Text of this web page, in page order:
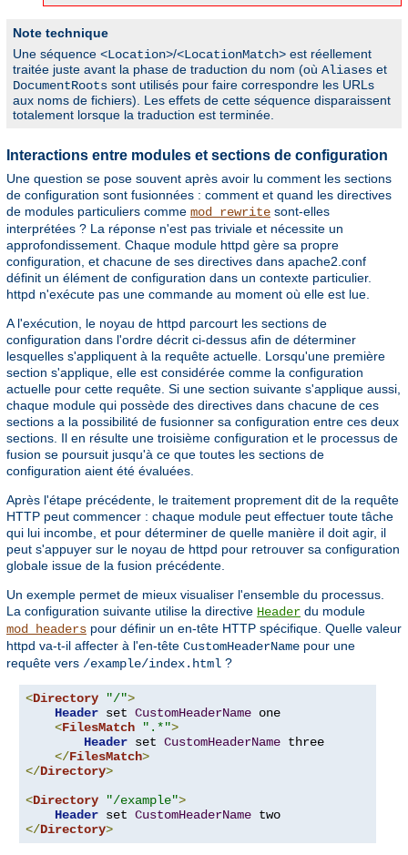
Note technique
Une séquence <Location>/<LocationMatch> est réellement
traitée juste avant la phase de traduction du nom (où Aliases et
DocumentRoots sont utilisés pour faire correspondre les URLs
aux noms de fichiers). Les effets de cette séquence disparaissent
totalement lorsque la traduction est terminée.
Interactions entre modules et sections de configuration
Une question se pose souvent après avoir lu comment les sections
de configuration sont fusionnées : comment et quand les directives
de modules particuliers comme mod_rewrite sont-elles
interprétées ? La réponse n'est pas triviale et nécessite un
approfondissement. Chaque module httpd gère sa propre
configuration, et chacune de ses directives dans apache2.conf
définit un élément de configuration dans un contexte particulier.
httpd n'exécute pas une commande au moment où elle est lue.
A l'exécution, le noyau de httpd parcourt les sections de
configuration dans l'ordre décrit ci-dessus afin de déterminer
lesquelles s'appliquent à la requête actuelle. Lorsqu'une première
section s'applique, elle est considérée comme la configuration
actuelle pour cette requête. Si une section suivante s'applique aussi,
chaque module qui possède des directives dans chacune de ces
sections a la possibilité de fusionner sa configuration entre ces deux
sections. Il en résulte une troisième configuration et le processus de
fusion se poursuit jusqu'à ce que toutes les sections de
configuration aient été évaluées.
Après l'étape précédente, le traitement proprement dit de la requête
HTTP peut commencer : chaque module peut effectuer toute tâche
qui lui incombe, et pour déterminer de quelle manière il doit agir, il
peut s'appuyer sur le noyau de httpd pour retrouver sa configuration
globale issue de la fusion précédente.
Un exemple permet de mieux visualiser l'ensemble du processus.
La configuration suivante utilise la directive Header du module
mod_headers pour définir un en-tête HTTP spécifique. Quelle valeur
httpd va-t-il affecter à l'en-tête CustomHeaderName pour une
requête vers /example/index.html ?
<Directory "/">
Header set CustomHeaderName one
<FilesMatch ".*">
Header set CustomHeaderName three
</FilesMatch>
</Directory>
<Directory "/example">
Header set CustomHeaderName
</Directory>